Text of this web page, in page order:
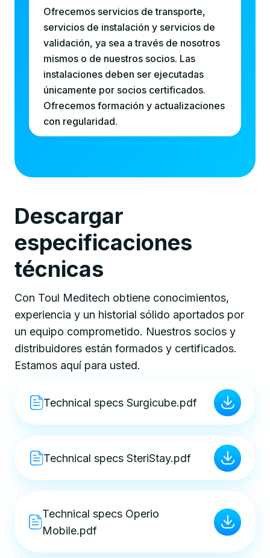
Ofrecemos servicios de transporte,
servicios de instalación y servicios de
validación, ya sea a través de nosotros
mismos o de nuestros socios. Las
instalaciones deben ser ejecutadas
únicamente por socios certificados.
Ofrecemos formación y actualizaciones
con regularidad.
Descargar
especificaciones
técnicas
Con Toul Meditech obtiene conocimientos,
experiencia y un historial sólido aportados por
un equipo comprometido. Nuestros socios y
distribuidores están formados y certificados.
Estamos aquí para usted.
Technical specs Surgicube.pdf
Technical specs SteriStay.pdf
Technical specs Operio
Mobile.pdf